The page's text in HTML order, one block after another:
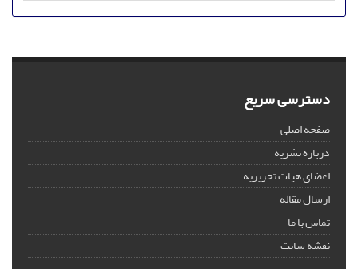
دسترسی سریع
صفحه اصلی
درباره نشریه
اعضای هیات تحریریه
ارسال مقاله
تماس با ما
نقشه سایت